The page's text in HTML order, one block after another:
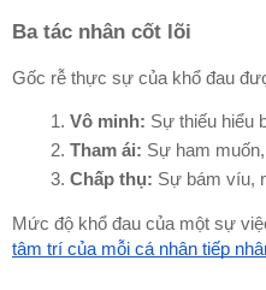
Ba tác nhân cốt lõi
Gốc rễ thực sự của khổ đau
Vô minh: Sự thiếu hiểu
Tham ái: Sự ham
Chấp thụ: Sự bám víu,
Mức độ khổ đau của một sự
tâm trí của mỗi cá nhân tiếp